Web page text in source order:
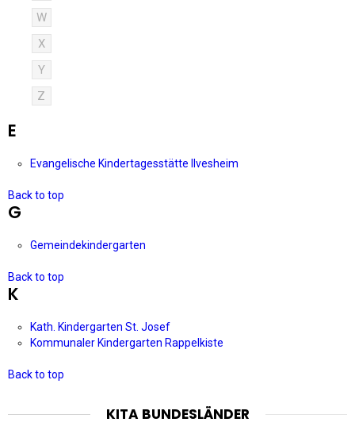
W
X
Y
Z
E
Evangelische Kindertagesstätte Ilvesheim
Back to top
G
Gemeindekindergarten
Back to top
K
Kath. Kindergarten St. Josef
Kommunaler Kindergarten Rappelkiste
Back to top
KITA BUNDESLÄNDER